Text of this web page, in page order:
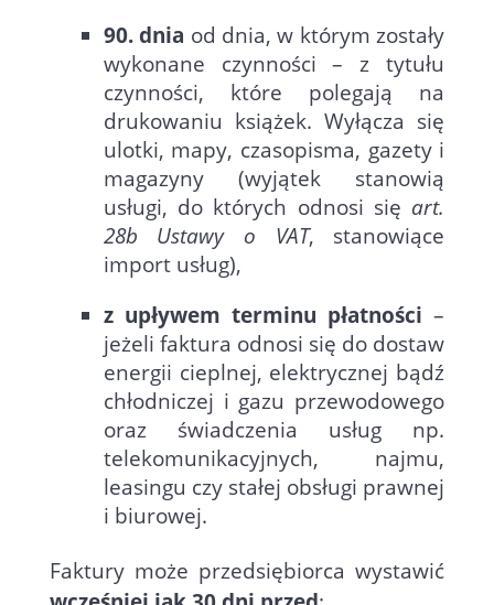
90. dnia od dnia, w którym zostały
wykonane czynności – z tytułu
czynności, które polegają na
drukowaniu książek. Wyłącza się
ulotki, mapy, czasopisma, gazety i
magazyny (wyjątek stanowią
usługi, do których odnosi się art.
28b Ustawy o VAT, stanowiące
import usług),
z upływem terminu płatności –
jeżeli faktura odnosi się do dostaw
energii cieplnej, elektrycznej bądź
chłodniczej i gazu przewodowego
oraz świadczenia usług np.
telekomunikacyjnych, najmu,
leasingu czy stałej obsługi prawnej
i biurowej.
Faktury może przedsiębiorca wystawić